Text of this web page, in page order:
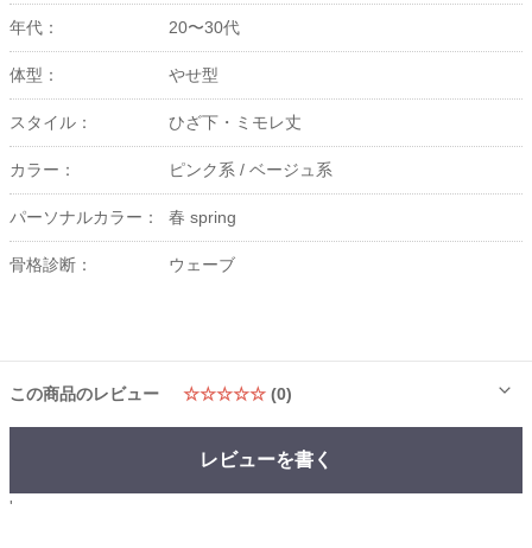
年代： 20〜30代
体型： やせ型
スタイル： ひざ下・ミモレ丈
カラー： ピンク系 / ベージュ系
パーソナルカラー： 春 spring
骨格診断： ウェーブ
この商品のレビュー ☆☆☆☆☆ (0)
レビューを書く
'